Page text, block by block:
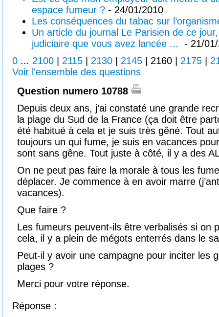
espace fumeur ? - 24/01/2010
Les conséquences du tabac sur
Un article du journal Le Parisien de ce
judiciaire que vous avez lancée ...
- 21/
0 ... 2100 2115 2130 2145 2160 2175
Voir l'ensemble des questions
Question numero 10788
Depuis deux ans, j’ai constaté une grande
la plage du Sud de la France (ça doit être
été habitué à cela et je suis très gêné. Tout
toujours un qui fume, je suis en vacances
sont sans gêne. Tout juste à côté, il y a des
On ne peut pas faire la morale à tous les
déplacer. Je commence à en avoir marre
vacances).
Que faire ?
Les fumeurs peuvent-ils être verbalisés si on
cela, il y a plein de mégots enterrés dans le
Peut-il y avoir une campagne pour inciter les
plages ?
Merci pour votre réponse.
Réponse :